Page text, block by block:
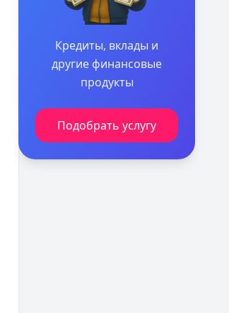
Кредиты, вклады и
другие финансовые
продукты
Подобрать услугу